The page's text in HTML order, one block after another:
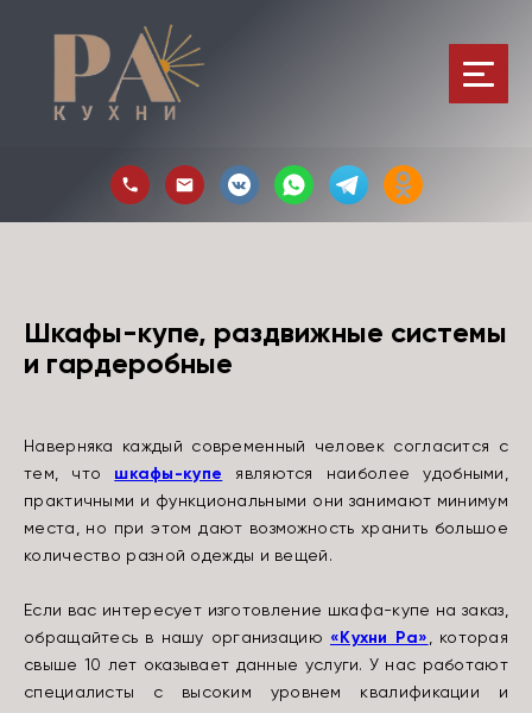
Шкафы-купе, раздвижные системы
и гардеробные
Наверняка каждый современный человек согласится с
тем, что шкафы-купе являются наиболее удобными,
практичными и функциональными они занимают минимум
места, но при этом дают возможность хранить большое
количество разной одежды и вещей.
Если вас интересует изготовление шкафа-купе на заказ,
обращайтесь в нашу организацию «Кухни Ра», которая
свыше 10 лет оказывает данные услуги. У нас работают
специалисты с высоким уровнем квалификации и